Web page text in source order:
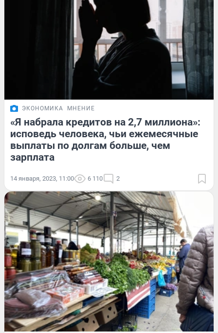
ЭКОНОМИКА МНЕНИЕ
«Я набрала кредитов на 2,7 миллиона»:
исповедь человека, чьи ежемесячные
выплаты по долгам больше, чем
зарплата
14 января, 2023, 11:00 6 110 2